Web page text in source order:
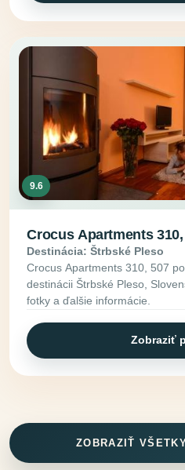
9.6
Crocus Apartments 310,
Destinácia: Štrbské Pleso
Crocus Apartments 310, 507
destinácii Štrbské Pleso,
fotky a ďalšie informácie.
Zobraziť
ZOBRAZIŤ